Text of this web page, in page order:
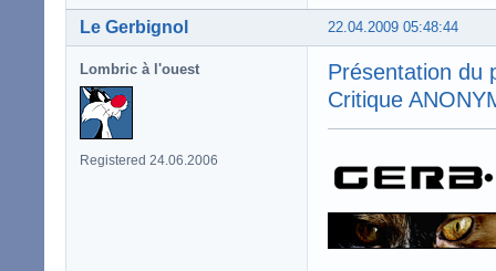
22.04.2009 05:48:44
Le Gerbignol
Lombric à l'ouest
Registered 24.06.2006
Présentation du
Critique